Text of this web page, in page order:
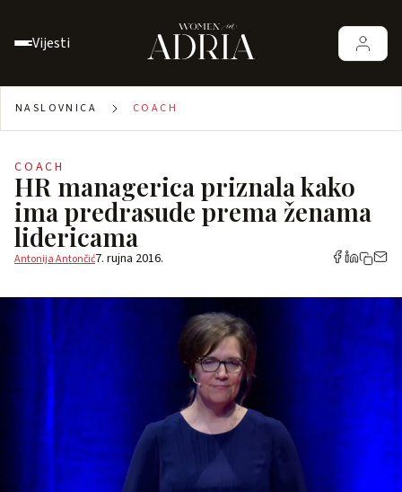
Vijesti
NASLOVNICA COACH
COACH
HR managerica priznala kako
ima predrasude prema ženama
lidericama
Antonija Antončić7. rujna 2016.